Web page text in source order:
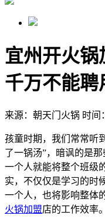
宜州开火
千万不能聘
来源：朝天门火锅 时间
孩童时期，我们常常听
了一锅汤”，暗讽的是
一个人就能将整个班级
实，不仅仅是学习的时
一个人，也将影响整体
火锅加盟店的工作效率。